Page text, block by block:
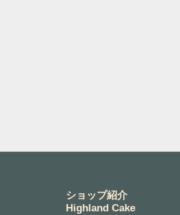
ショップ紹介
Highland Cake